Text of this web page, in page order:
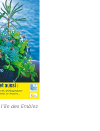
des Embiez